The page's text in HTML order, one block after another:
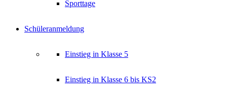
Sporttage
Schüleranmeldung
Einstieg in Klasse 5
Einstieg in Klasse 6 bis KS2